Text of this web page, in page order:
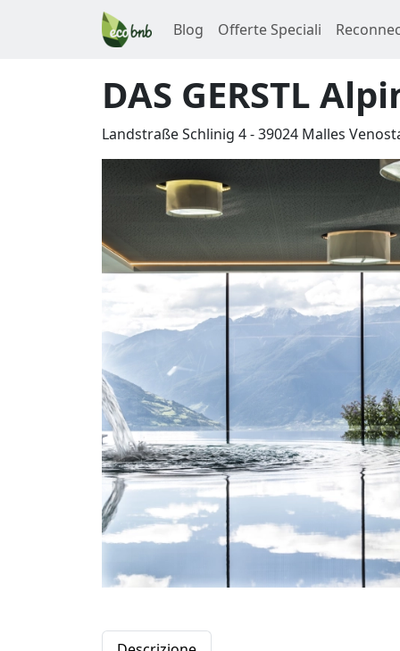
Blog Offerte Speciali
DAS GERSTL
Landstraße Schlinig 4-39024 Malles